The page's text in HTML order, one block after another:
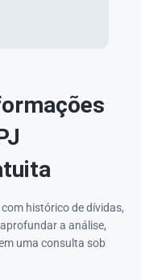
histórico de dívidas,
a análise,
uma consulta sob